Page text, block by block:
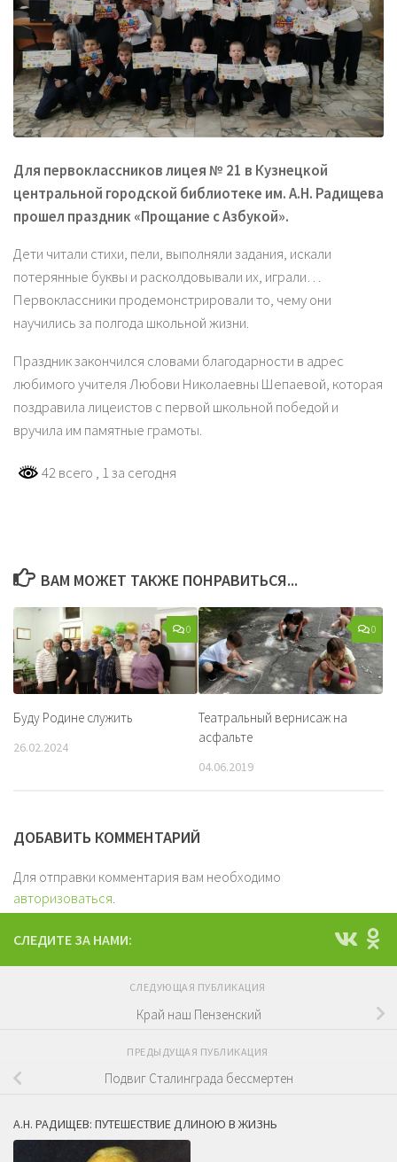
Для первоклассников лицея № 21 в Кузнецкой
центральной городской библиотеке им. А.Н. Радищева
прошел праздник «Прощание с Азбукой».
Дети читали стихи, пели, выполняли задания, искали
потерянные буквы и расколдовывали их, играли…
Первоклассники продемонстрировали то, чему они
научились за полгода школьной жизни.
Праздник закончился словами благодарности в адрес
любимого учителя Любови Николаевны Шепаевой, которая
поздравила лицеистов с первой школьной победой и
вручила им памятные грамоты.
42 всего , 1 за сегодня
ВАМ МОЖЕТ ТАКЖЕ ПОНРАВИТЬСЯ...
0
Буду Родине служить
26.02.2024
0
Театральный вернисаж на
асфальте
04.06.2019
ДОБАВИТЬ КОММЕНТАРИЙ
Для отправки комментария вам необходимо
авторизоваться
СЛЕДИТЕ ЗА НАМИ:
СЛЕДУЮЩАЯ ПУБЛИКАЦИЯ
Край наш Пензенский
ПРЕДЫДУЩАЯ ПУБЛИКАЦИЯ
Подвиг Сталинграда бессмертен
А.Н. РАДИЩЕВ: ПУТЕШЕСТВИЕ ДЛИНОЮ В ЖИЗНЬ